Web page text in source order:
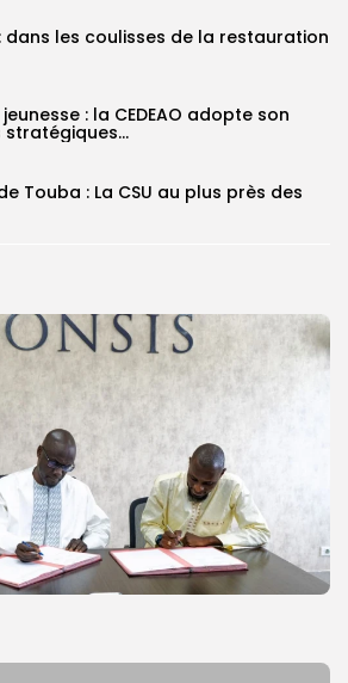
dans les coulisses de la restauration
: la CEDEAO adopte son
stratégiques...
Touba : La CSU au plus près des